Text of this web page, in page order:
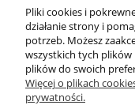
Pliki cookies i
działanie strony i
potrzeb. Możesz
wszystkich tych plików
plików do swoich
Więcej o plikach
prywatności.